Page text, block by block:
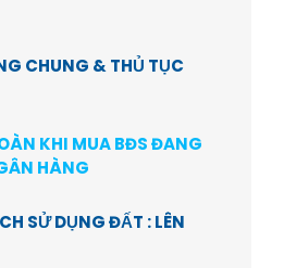
CHUNG & THỦ TỤC
KHI MUA BĐS ĐANG
HÀNG
SỬ DỤNG ĐẤT : LÊN